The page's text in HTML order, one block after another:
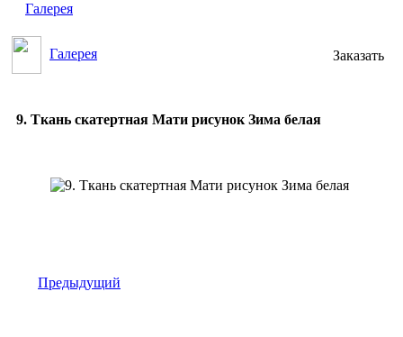
Галерея
Заказать
Галерея
9. Ткань скатертная Мати рисунок Зима белая
Предыдущий